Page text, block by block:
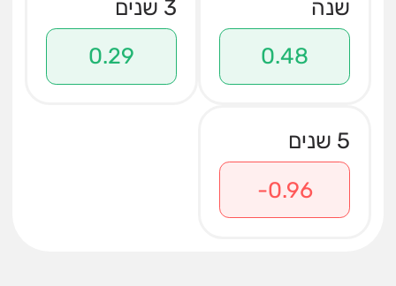
שנה
0.48
3 שנים
0.29
5 שנים
-0.96